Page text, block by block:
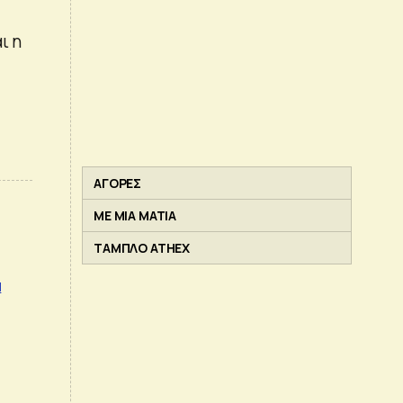
η
ΑΓΟΡΕΣ
ΜΕ ΜΙΑ ΜΑΤΙΑ
ΤΑΜΠΛΟ ATHEX